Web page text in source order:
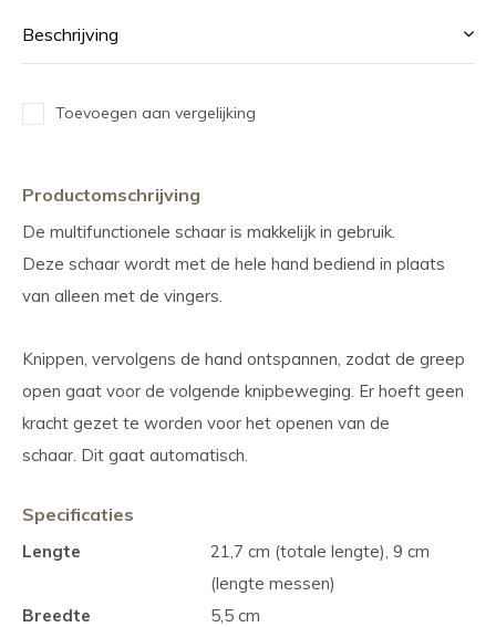
Beschrijving
Toevoegen aan vergelijking
Productomschrijving
De multifunctionele schaar is makkelijk in gebruik.
Deze schaar wordt met de hele hand bediend in plaats
van alleen met de vingers.
Knippen, vervolgens de hand ontspannen, zodat de greep
open gaat voor de volgende knipbeweging. Er hoeft geen
kracht gezet te worden voor het openen van de
schaar. Dit gaat automatisch.
Specificaties
Lengte
21,7 cm (totale lengte), 9 cm
(lengte messen)
Breedte
5,5 cm